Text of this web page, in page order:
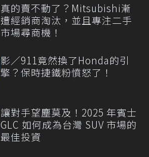
真的賣不動了？Mitsubishi漸
遭經銷商淘汰，並且專注二手
市場尋商機！
影／911竟然換了Honda的引
擎？保時捷鐵粉憤怒了！
讓對手望塵莫及！2025 年賓士
GLC 如何成為台灣 SUV 市場的
最佳投資